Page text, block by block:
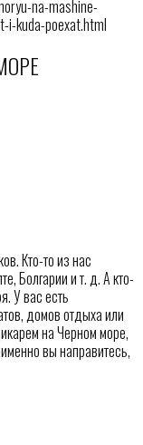
na-mashine-
i-kuda-poexat.html
Кто-то из нас
Болгарии и т. д. А кто-
У вас есть
домов отдыха или
на Черном море,
вы направитесь,